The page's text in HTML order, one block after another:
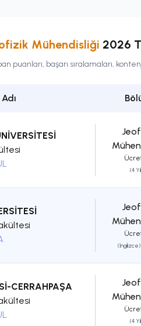
Mühendisliği 2026
puanları, başarı sıralamaları,
(4
(İngilizce)
CERRAHPAŞA
(4